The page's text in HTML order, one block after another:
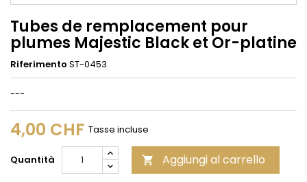
Tubes de remplacement pour
plumes Majestic Black et Or-platine
Riferimento ST-0453
---
4,00 CHF Tasse incluse
Quantità  Aggiungi al carrello